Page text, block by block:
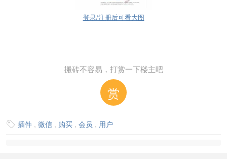
登录/注册后可看大图
搬砖不容易，打赏一下楼主吧
赏
 插件 , 微信 , 购买 , 会员 , 用户